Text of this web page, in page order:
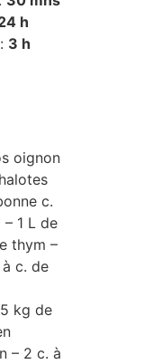
h
3 h
oignon
c.
– 1 L de
thym –
c. de
kg de
– 2 c. à